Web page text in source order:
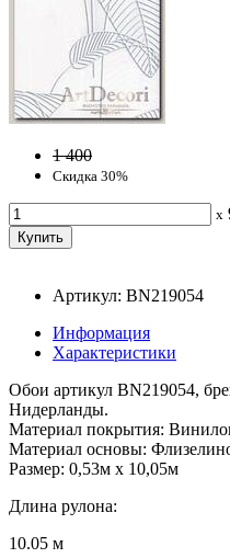
1 400
Скидка 30%
x
Артикул: BN219054
Информация
Характеристики
Обои артикул BN219054,
Нидерланды.
Материал покрытия:
Материал основы:
Размер: 0,53м x 10,05м
Длина рулона:
10.05 м